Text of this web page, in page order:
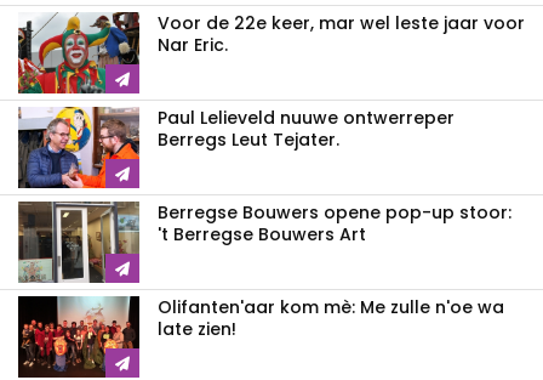
Voor de 22e keer, mar wel leste jaar voor
Nar Eric.
Paul Lelieveld nuuwe ontwerreper
Berregs Leut Tejater.
Berregse Bouwers opene pop-up stoor:
't Berregse Bouwers Art
Olifanten'aar kom mè: Me zulle n'oe wa
late zien!